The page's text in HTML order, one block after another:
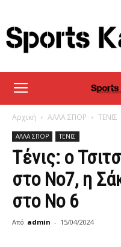
sportskalampaka
Αρχική ΑΛΛΑ ΣΠΟΡ ΤΕΝΙΣ
ΑΛΛΑ ΣΠΟΡ ΤΕΝΙΣ
Τένις: ο
στο Νο7, η
στο Νο 6
Από admin - 15/04/2024